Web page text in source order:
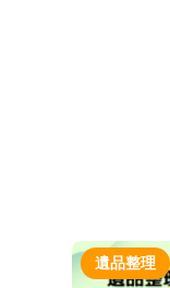
遺品整理